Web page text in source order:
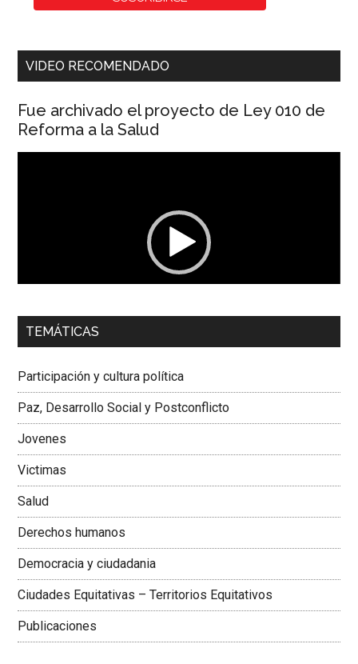
VIDEO RECOMENDADO
Fue archivado el proyecto de Ley 010 de
Reforma a la Salud
00:00 01:04
Dra. Carolina Corcho Mejía,Presidenta Corporación
Colombiana
TEMÁTICAS
Participación y cultura política
Paz, Desarrollo Social y Postconflicto
Jovenes
Victimas
Salud
Derechos humanos
Democracia y ciudadania
Ciudades Equitativas – Territorios Equitativos
Publicaciones